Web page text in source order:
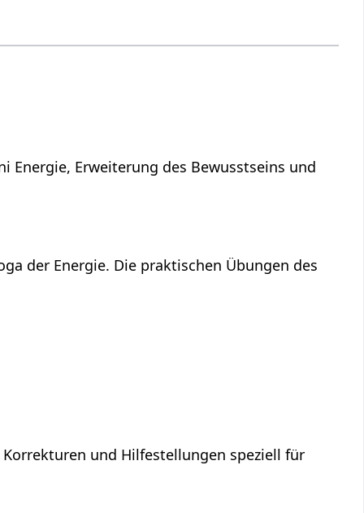
Energie, Erweiterung des Bewusstseins und
der Energie. Die praktischen Übungen des
und Hilfestellungen speziell für